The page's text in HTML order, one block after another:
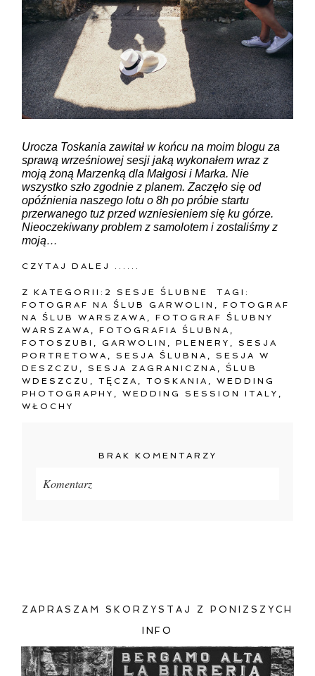
Urocza Toskania zawitał w końcu na moim blogu za
sprawą wrześniowej sesji jaką wykonałem wraz z
moją żoną Marzenką dla Małgosi i Marka. Nie
wszystko szło zgodnie z planem. Zaczęło się od
opóźnienia naszego lotu o 8h po próbie startu
przerwanego tuż przed wzniesieniem się ku górze.
Nieoczekiwany problem z samolotem i zostaliśmy z
moją…
CZYTAJ DALEJ ......
Z KATEGORII: 2 SESJE ŚLUBNE
TAGI:
FOTOGRAF NA ŚLUB GARWOLIN ,FOTOGRAF
NA ŚLUB WARSZAWA ,FOTOGRAF ŚLUBNY
WARSZAWA ,FOTOGRAFIA ŚLUBNA ,
FOTOSZUBI , GARWOLIN ,PLENERY , SESJA
PORTRETOWA , SESJA ŚLUBNA , SESJA W
DESZCZU , SESJA ZAGRANICZNA ,ŚLUB
WDESZCZU ,TĘCZA ,TOSKANIA ,WEDDING
PHOTOGRAPHY ,WEDDING SESSION ITALY ,
WŁOCHY
BRAK KOMENTARZY
Komentarz
ZAPRASZAM SKORZYSTAJ Z PONIZSZYCH
INFO